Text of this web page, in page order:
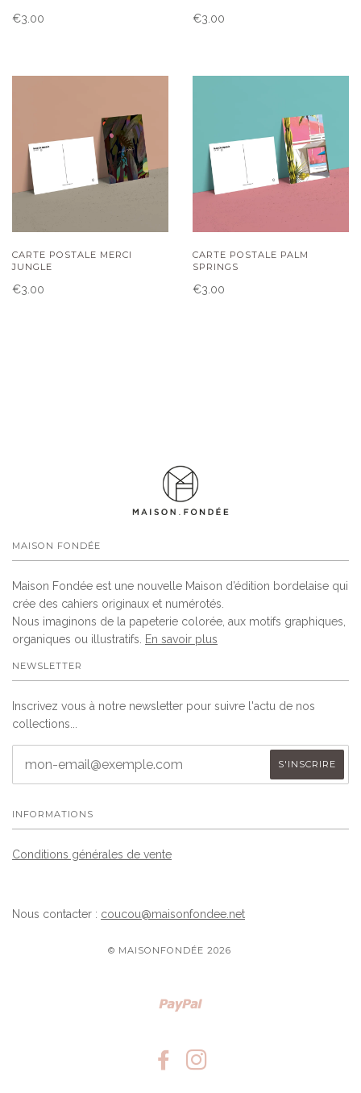
€3.00 €3.00
CARTE POSTALE MERCI
JUNGLE
€3.00
CARTE POSTALE PALM
SPRINGS
€3.00
MAISON FONDÉE
Maison Fondée est une nouvelle Maison d’édition bordelaise qui
crée des cahiers originaux et numérotés.
Nous imaginons de la papeterie colorée, aux motifs graphiques,
organiques ou illustratifs.
En savoir plus
NEWSLETTER
Inscrivez vous à notre newsletter pour suivre l'actu de nos
collections...
INFORMATIONS
Conditions générales de vente
Nous contacter : coucou@maisonfondee.net
© MAISONFONDÉE 2026
FACEBOOK